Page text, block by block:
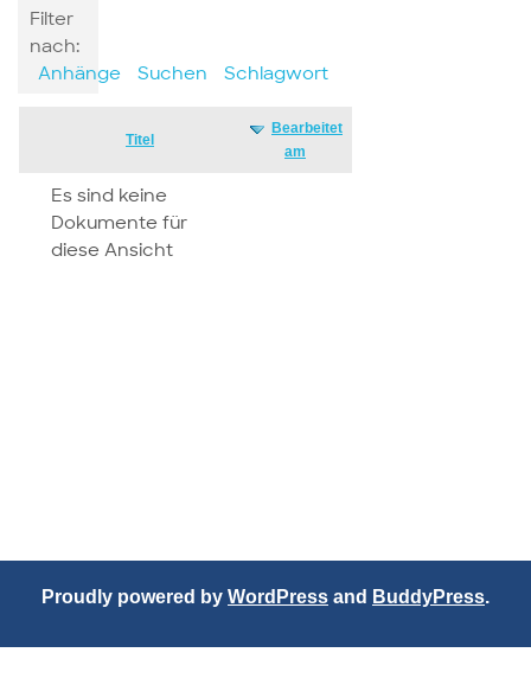
Filter
nach:
Anhänge
Suchen Schlagwort
Titel
Bearbeitet
am
Es sind keine
Dokumente für
diese Ansicht
Proudly powered by WordPress and BuddyPress.